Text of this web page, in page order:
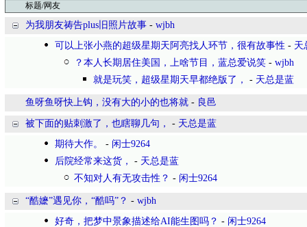
标题/网友
为我朋友祷告plus旧照片故事 - wjbh
可以上张小燕的超级星期天阿亮找人环节，很有故事性 - 天
？本人长期居住美国，上啥节目，蓝总爱说笑 - wjbh
就是玩笑，超级星期天早都绝版了，
- 天总是蓝
鱼呀鱼呀快上钩，没有大的小的也将就 - 良邑
被下面的贴刺激了，也瞎聊几句， - 天总是蓝
期待大作。
- 闲士9264
后院经常来这货，
- 天总是蓝
不知对人有无攻击性？ - 闲士9264
“酷嬷”遇见你，“酷吗”？ - wjbh
好奇，把梦中景象描述给AI能生图吗？ - 闲士9264